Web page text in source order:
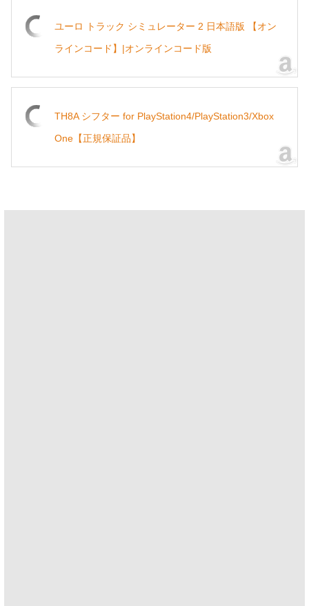
ユーロ トラック シミュレーター 2 日本語版 【オン
ラインコード】|オンラインコード版
TH8A シフター for PlayStation4/PlayStation3/Xbox
One【正規保証品】